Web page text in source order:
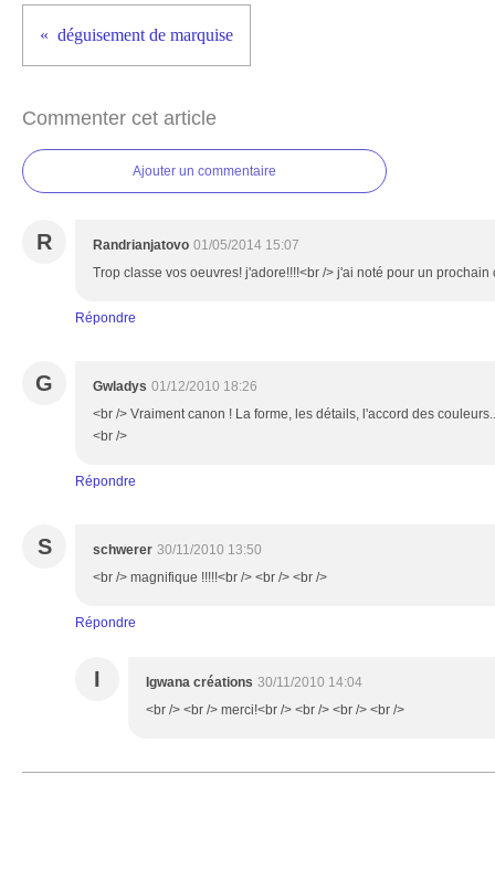
déguisement de marquise
Commenter cet article
Ajouter un commentaire
R Randrianjatovo 01/05/2014 15:07
Trop classe vos oeuvres! j'adore!!!!<br /> j'ai noté pour un prochain
Répondre
G Gwladys 01/12/2010 18:26
<br /> Vraiment canon ! La forme, les détails, l'accord des
<br />
Répondre
S schwerer 30/11/2010 13:50
<br /> magnifique !!!!!<br /> <br /> <br />
Répondre
I Igwana créations 30/11/2010 14:04
<br /> <br /> merci!<br /> <br /> <br /> <br />